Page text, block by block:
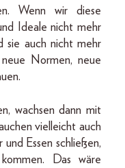
Wenn wir diese
Ideale nicht mehr
sie auch nicht mehr
Normen, neue
wachsen dann mit
vielleicht auch
Essen schließen,
Das wäre